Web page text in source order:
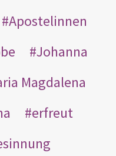
Apostelinnen
Johanna
Magdalena
erfreut